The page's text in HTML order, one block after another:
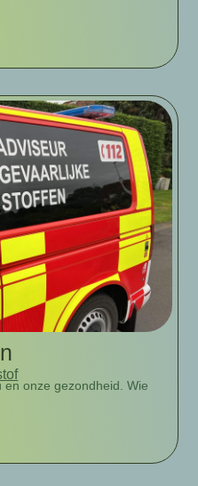
onze gezondheid. Wie